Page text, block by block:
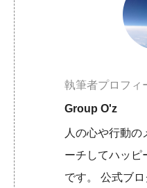
執筆者プロフィ
Group O'z
人の心や行動の
ーチしてハッピ
です。 公式ブロ